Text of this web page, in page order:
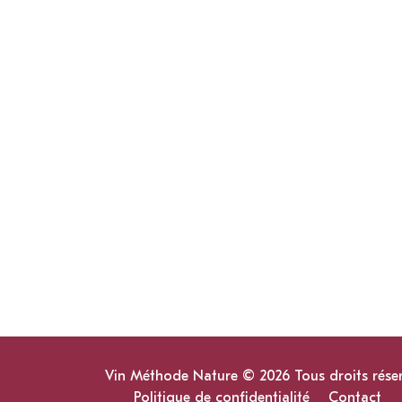
Vin Méthode Nature © 2026 Tous droits
Politique de confidentialité
Contact